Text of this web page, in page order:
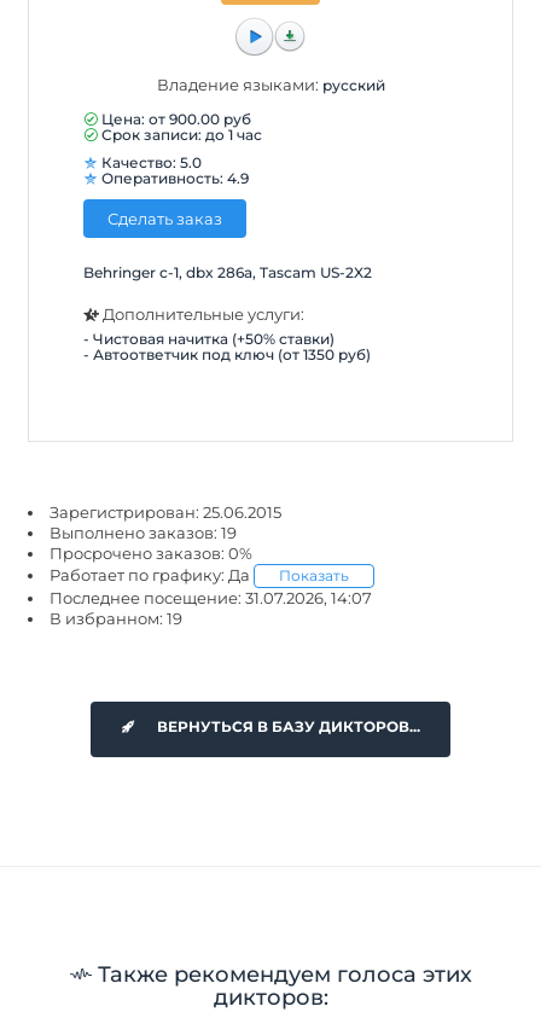
Владение языками: русский
Цена: от 900.00 руб
Срок записи: до 1 час
Качество: 5.0
Оперативность: 4.9
Сделать заказ
Behringer c-1, dbx 286a, Tascam US-2X2
Дополнительные услуги:
- Чистовая начитка (+50% ставки)
- Автоответчик под ключ (от 1350 руб)
Зарегистрирован: 25.06.2015
Выполнено заказов: 19
Просрочено заказов: 0%
Работает по графику: Да
Показать
Последнее посещение: 31.07.2026, 14:07
В избранном: 19
ВЕРНУТЬСЯ В БАЗУ ДИКТОРОВ...
Также рекомендуем голоса этих
дикторов: